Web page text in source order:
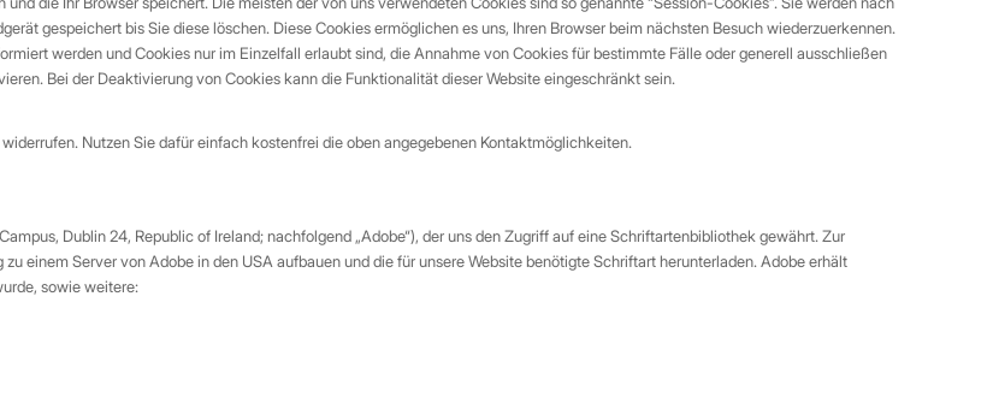
gespeichert bis Sie diese löschen. Diese Cookies ermöglichen es uns, Ihren Browser beim nächsten Besuch wiederzuerkennen.
werden und Cookies nur im Einzelfall erlaubt sind, die Annahme von Cookies für bestimmte Fälle oder generell ausschließen
Bei der Deaktivierung von Cookies kann die Funktionalität dieser Website eingeschränkt sein.
Nutzen Sie dafür einfach kostenfrei die oben angegebenen Kontaktmöglichkeiten.
Dublin 24, Republic of Ireland; nachfolgend „Adobe“), der uns den Zugriff auf eine Schriftartenbibliothek gewährt. Zur
einem Server von Adobe in den USA aufbauen und die für unsere Website benötigte Schriftart herunterladen. Adobe erhält
sowie weitere: